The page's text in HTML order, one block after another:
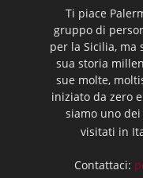
Ti piace
gruppo di
per la Sicilia, ma
sua storia
sue molte,
iniziato da zero
siamo uno
visitati in
Contattaci: